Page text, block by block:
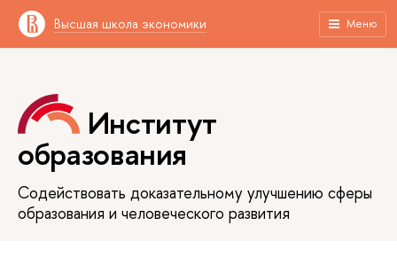
Высшая школа экономики Меню
Институт
образования
Содействовать доказательному улучшению сферы
образования и человеческого развития